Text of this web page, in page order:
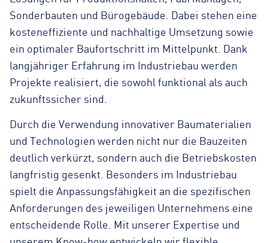
Sonderbauten und Bürogebäude. Dabei stehen eine
kosteneffiziente und nachhaltige Umsetzung sowie
ein optimaler Baufortschritt im Mittelpunkt. Dank
langjähriger Erfahrung im Industriebau werden
Projekte realisiert, die sowohl funktional als auch
zukunftssicher sind.
Durch die Verwendung innovativer Baumaterialien
und Technologien werden nicht nur die Bauzeiten
deutlich verkürzt, sondern auch die Betriebskosten
langfristig gesenkt. Besonders im Industriebau
spielt die Anpassungsfähigkeit an die spezifischen
Anforderungen des jeweiligen Unternehmens eine
entscheidende Rolle. Mit unserer Expertise und